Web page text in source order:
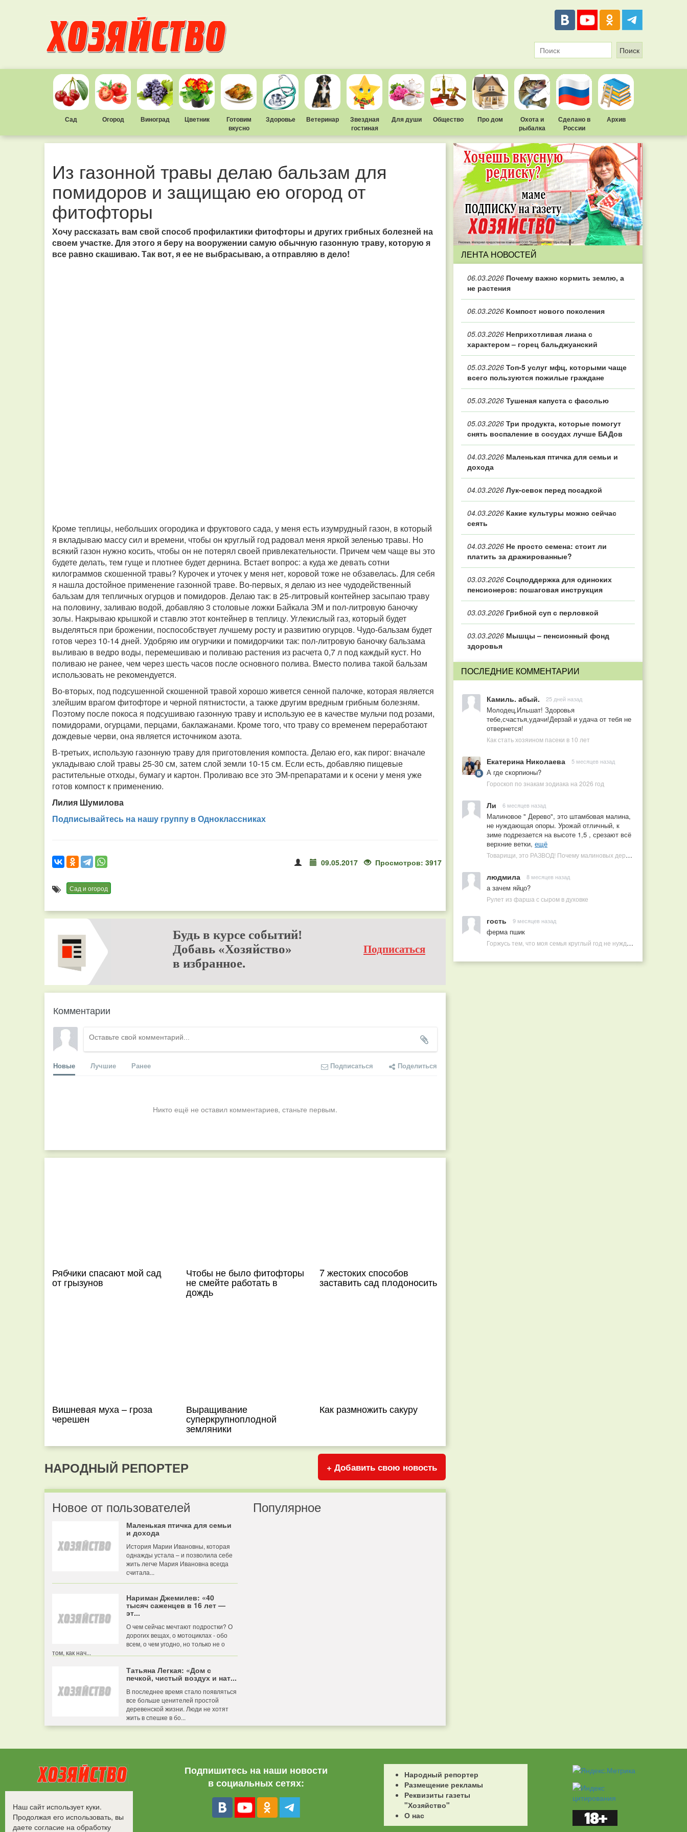
Сад Огород Виноград Цветник
Готовим
вкусно
Здоровье Ветеринар
Звездная
гостиная
Для души Общество Про дом
Охота и
рыбалка
Сделано в
России
Архив
Из газонной травы делаю бальзам для
помидоров и защищаю ею огород от
фитофторы
Хочу рассказать вам свой способ профилактики фитофторы и других грибных болезней на
своем участке. Для этого я беру на вооружении самую обычную газонную траву, которую я
все равно скашиваю. Так вот, я ее не выбрасываю, а отправляю в дело!
Кроме теплицы, небольших огородика и фруктового сада, у меня есть изумрудный газон, в который
я вкладываю массу сил и времени, чтобы он круглый год радовал меня яркой зеленью травы. Но
всякий газон нужно косить, чтобы он не потерял своей привлекательности. Причем чем чаще вы это
будете делать, тем гуще и плотнее будет дернина. Встает вопрос: а куда же девать сотни
килограммов скошенной травы? Курочек и уточек у меня нет, коровой тоже не обзавелась. Для себя
я нашла достойное применение газонной траве. Во-первых, я делаю из нее чудодейственный
бальзам для тепличных огурцов и помидоров. Делаю так: в 25-литровый контейнер засыпаю траву
на половину, заливаю водой, добавляю 3 столовые ложки Байкала ЭМ и пол-литровую баночку
золы. Накрываю крышкой и ставлю этот контейнер в теплицу. Углекислый газ, который будет
выделяться при брожении, поспособствует лучшему росту и развитию огурцов. Чудо-бальзам будет
готов через 10-14 дней. Удобряю им огурчики и помидорчики так: пол-литровую баночку бальзама
выливаю в ведро воды, перемешиваю и поливаю растения из расчета 0,7 л под каждый куст. Но
поливаю не ранее, чем через шесть часов после основного полива. Вместо полива такой бальзам
использовать не рекомендуется.
Во-вторых, под подсушенной скошенной травой хорошо живется сенной палочке, которая является
злейшим врагом фитофторе и черной пятнистости, а также другим вредным грибным болезням.
Поэтому после покоса я подсушиваю газонную траву и использую ее в качестве мульчи под розами,
помидорами, огурцами, перцами, баклажанами. Кроме того, что траву со временем переработают
дождевые черви, она является источником азота.
В-третьих, использую газонную траву для приготовления компоста. Делаю его, как пирог: вначале
укладываю слой травы 25-30 см, затем слой земли 10-15 см. Если есть, добавляю пищевые
растительные отходы, бумагу и картон. Проливаю все это ЭМ-препаратами и к осени у меня уже
готов компост к применению.
Лилия Шумилова
Подписывайтесь на нашу группу в Одноклассниках
09.05.2017 Просмотров: 3917
Сад и огород
Будь в курсе событий!
Добавь «Хозяйство»
в избранное.
Подписаться
Комментарии
Новые Лучшие Ранее Подписаться Поделиться
Никто ещё не оставил комментариев, станьте первым.
Рябчики спасают мой сад
от грызунов
Чтобы не было фитофторы
не смейте работать в
дождь
7 жестоких способов
заставить сад плодоносить
Вишневая муха – гроза
черешен
Выращивание
суперкрупноплодной
земляники
Как размножить сакуру
НАРОДНЫЙ РЕПОРТЕР + Добавить свою новость
Новое от пользователей
Маленькая птичка для семьи
и дохода
История Марии Ивановны, которая
однажды устала – и позволила себе
жить легче Мария Ивановна всегда
считала...
Нариман Джемилев: «40
тысяч саженцев в 16 лет —
эт...
О чем сейчас мечтают подростки? О
дорогих вещах, о мотоциклах - обо
всем, о чем угодно, но только не о
том, как нач...
Татьяна Легкая: «Дом с
печкой, чистый воздух и нат...
В последнее время стало появляться
все больше ценителей простой
деревенской жизни. Люди не хотят
жить в спешке в бо...
Популярное
ЛЕНТА НОВОСТЕЙ
06.03.2026 Почему важно кормить землю, а
не растения
06.03.2026 Компост нового поколения
05.03.2026 Неприхотливая лиана с
характером – горец бальджуанский
05.03.2026 Топ‑5 услуг мфц, которыми чаще
всего пользуются пожилые граждане
05.03.2026 Тушеная капуста с фасолью
05.03.2026 Три продукта, которые помогут
снять воспаление в сосудах лучше БАДов
04.03.2026 Маленькая птичка для семьи и
дохода
04.03.2026 Лук-севок перед посадкой
04.03.2026 Какие культуры можно сейчас
сеять
04.03.2026 Не просто семена: стоит ли
платить за дражированные?
03.03.2026 Соцподдержка для одиноких
пенсионеров: пошаговая инструкция
03.03.2026 Грибной суп с перловкой
03.03.2026 Мышцы – пенсионный фонд
здоровья
ПОСЛЕДНИЕ КОММЕНТАРИИ
Камиль. абый. 25 дней назад
Молодец,Ильшат! Здоровья
тебе,счастья,удачи!Дерзай и удача от тебя не
отвернется!
Как стать хозяином пасеки в 10 лет
Екатерина Николаева 5 месяцев назад
А где скорпионы?
Гороскоп по знакам зодиака на 2026 год
Ли 6 месяцев назад
Малиновое " Дерево", это штамбовая малина,
не нуждающая опоры. Урожай отличный, к
зиме подрезается на высоте 1,5 , срезают всё
верхние ветки, ещё
Товарищи, это РАЗВОД! Почему малиновых деревьев не бывает, или Как ушлые продавцы наживаются на мечтах садоводов
людмила 8 месяцев назад
а зачем яйцо?
Рулет из фарша с сыром в духовке
гость 9 месяцев назад
ферма пшик
Горжусь тем, что моя семья круглый год не нуждается в покупных витаминах
Все права защищены.
©2008-2017 - "Хозяйство"
Подпишитесь на наши новости
в социальных сетях:
Народный репортер
Размещение рекламы
Реквизиты газеты
"Хозяйство"
О нас
Наш сайт использует куки.
Продолжая его использовать, вы
даете согласие на обработку